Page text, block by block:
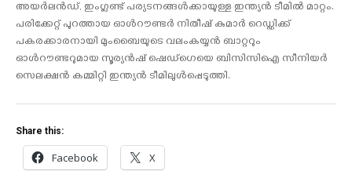
അയര്‍ലന്‍ഡ്, ഇംഗ്ലണ്ട് പര്യടനങ്ങള്‍ക്കായുള്ള ഇന്ത്യന്‍ ടീമില്‍ മാറ്റം.
പരിക്കേറ്റ് പുറത്തായ ഓള്‍റൗണ്ടര്‍ നിതീഷ് കുമാര്‍ റെഡ്ഡിക്ക്
പകരക്കാരനായി മുംബൈയുടെ വലംകയ്യന്‍ ബാറ്ററും
ഓള്‍റൗണ്ടറുമായ സൂര്യന്‍ഷ് ഷെഡ്ഗെയെ ബിസിസിഐ സീനിയര്‍
സെലക്ഷന്‍ കമ്മിറ്റി ഇന്ത്യന്‍ ടീമിലുള്‍പ്പെടുത്തി.
Share this:
Facebook X